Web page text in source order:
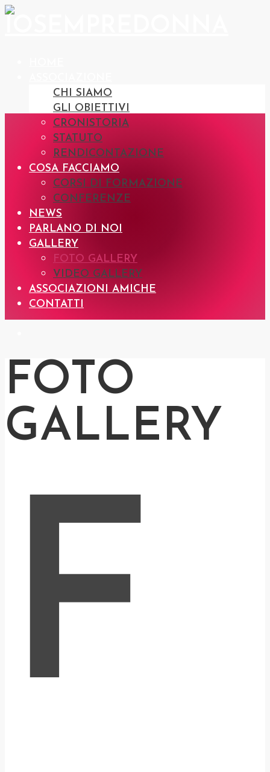
CHI SIAMO
GLI OBIETTIVI
CRONISTORIA
STATUTO
RENDICONTAZIONE
COSA FACCIAMO
CORSI DI FORMAZIONE
CONFERENZE
NEWS
PARLANO DI NOI
GALLERY
FOTO GALLERY
VIDEO GALLERY
ASSOCIAZIONI AMICHE
CONTATTI
FOTO
GALLERY
F